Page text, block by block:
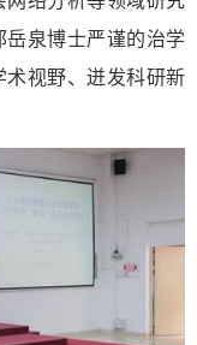
岳泉博士严谨的治学
术视野、迸发科研新